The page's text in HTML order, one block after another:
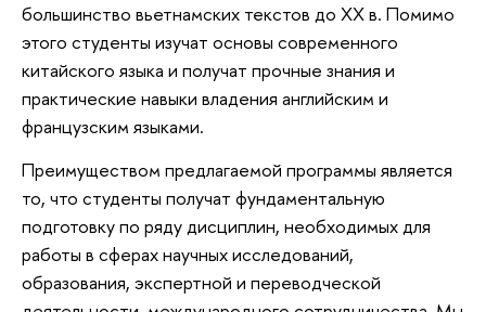
большинство вьетнамских текстов до XX в. Помимо
этого студенты изучат основы современного
китайского языка и получат прочные знания и
практические навыки владения английским и
французским языками.
Преимуществом предлагаемой программы является
то, что студенты получат фундаментальную
подготовку по ряду дисциплин, необходимых для
работы в сферах научных исследований,
образования, экспертной и переводческой